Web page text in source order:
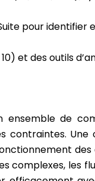
pour identifier
et des outils
ensemble de
contraintes. Une
complexes, les